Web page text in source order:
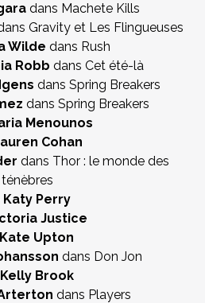
dans Machete Kills
Gravity et Les Flingueuses
Wilde dans Rush
Robb dans Cet été-là
dans Spring Breakers
dans Spring Breakers
Menounos
Cohan
dans Thor : le monde des
ténèbres
Katy Perry
Justice
Kate Upton
dans Don Jon
Kelly Brook
dans Players